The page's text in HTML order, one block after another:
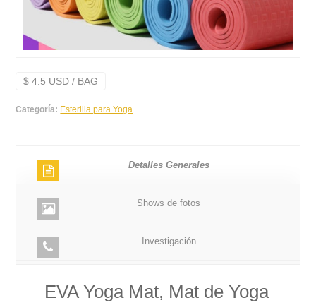
$ 4.5 USD / BAG
Categoría: Esterilla para Yoga
Detalles Generales
Shows de fotos
Investigación
EVA Yoga Mat, Mat de Yoga